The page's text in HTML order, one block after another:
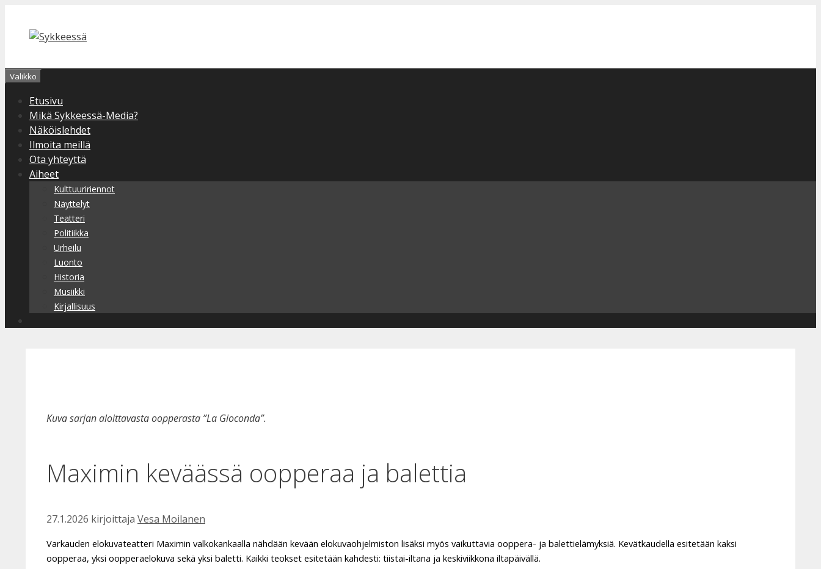
sisältöön
Valikko
Etusivu
Mikä Sykkeessä-Media?
Näköislehdet
Ilmoita meillä
Ota yhteyttä
Aiheet
Kulttuuririennot
Näyttelyt
Teatteri
Politiikka
Urheilu
Luonto
Historia
Musiikki
Kirjallisuus
Kuva sarjan aloittavasta oopperasta ”La Gioconda”.
Maximin keväässä oopperaa ja balettia
27.1.2026 kirjoittaja Vesa Moilanen
Varkauden elokuvateatteri Maximin valkokankaalla nähdään kevään elokuvaohjelmiston lisäksi myös vaikuttavia ooppera- ja balettielämyksiä. Kevätkaudella esitetään kaksi
oopperaa, yksi oopperaelokuva sekä yksi baletti. Kaikki teokset esitetään kahdesti: tiistai-iltana ja keskiviikkona iltapäivällä.